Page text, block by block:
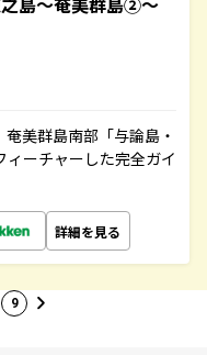
美群島南部「与論島・
ーチャーした完全ガイ
詳細を見る
9